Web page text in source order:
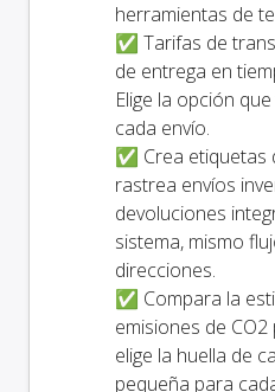
herramientas de
✅ Tarifas de
de entrega en
Elige la opción
cada envío.
✅ Crea etiquetas
rastrea envíos
devoluciones
sistema, mismo
direcciones.
✅ Compara la
emisiones de
elige la huella de
pequeña para